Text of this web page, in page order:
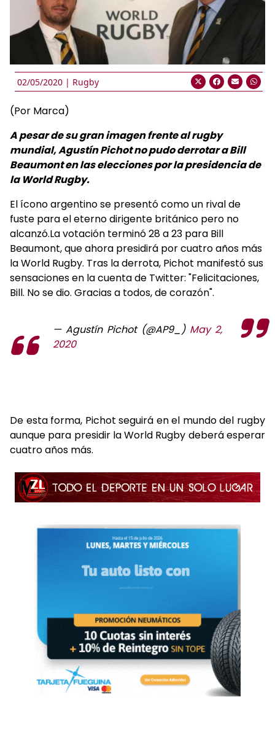
02/05/2020 | Rugby
(Por Marca)
A pesar de su gran imagen frente al rugby
mundial, Agustín Pichot no pudo derrotar a Bill
Beaumont en las elecciones por la presidencia de
la World Rugby.
El ícono argentino se presentó como un rival de
fuste para el eterno dirigente británico pero no
alcanzó.La votación terminó 28 a 23 para Bill
Beaumont, que ahora presidirá por cuatro años más
la World Rugby. Tras la derrota, Pichot manifestó sus
sensaciones en la cuenta de Twitter: "Felicitaciones,
Bill. No se dio. Gracias a todos, de corazón".
— Agustín Pichot (@AP9_) May 2,
2020
De esta forma, Pichot seguirá en el mundo del rugby
aunque para presidir la World Rugby deberá esperar
cuatro años más.